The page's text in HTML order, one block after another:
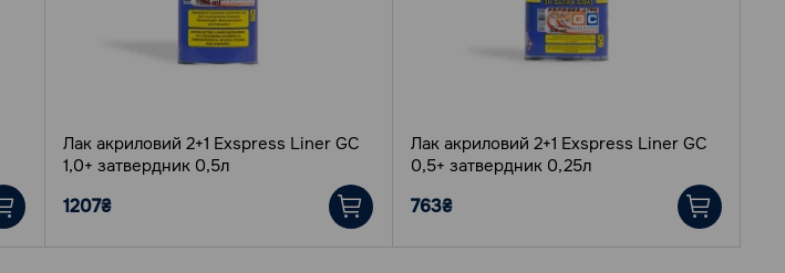
Лак акриловий 2+1 Eхspress Liner GC
1,0+ затвердник 0,5л
1207₴
Лак акриловий 2+1 Eхspress Liner GC
0,5+ затвердник 0,25л
763₴